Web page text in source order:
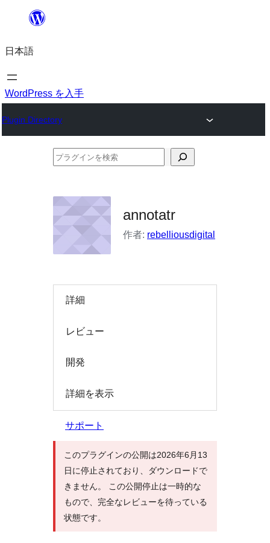
を
ス
キ
プ
日本語
WordPress を入手
Plugin Directory
プ
索
annotatr
作者: rebelliousdigital
詳細
レビュー
開発
詳細を表示
サポート
このプラグインの公開は2026年6月13
日に停止されており、ダウンロードで
きません。 この公開停止は一時的な
もので、完全なレビューを待っている
状態です。